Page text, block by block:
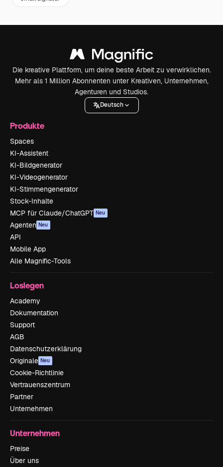
Die kreative Plattform, um deine beste Arbeit zu verwirklichen.
Mehr als 1 Million Abonnenten unter Kreativen, Unternehmen,
Agenturen und Studios.
Deutsch
Produkte
Spaces
KI-Assistent
KI-Bildgenerator
KI-Videogenerator
KI-Stimmengenerator
Stock-Inhalte
MCP für Claude/ChatGPT Neu
Agenten Neu
API
Mobile App
Alle Magnific-Tools
Loslegen
Academy
Dokumentation
Support
AGB
Datenschutzerklärung
Originale Neu
Cookie-Richtlinie
Vertrauenszentrum
Partner
Unternehmen
Unternehmen
Preise
Über uns